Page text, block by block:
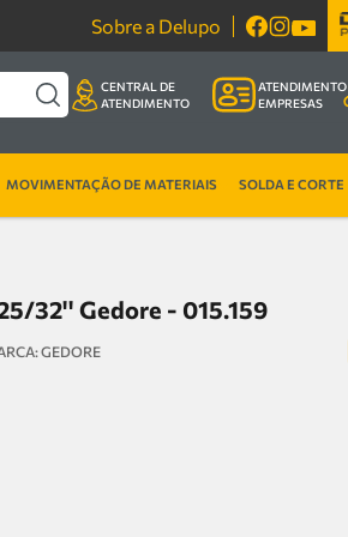
Sobre a Delupo
CENTRAL DE
ATENDIMENTO
ATENDIMENTO
EMPRESAS
MOVIMENTAÇÃO DE MATERIAIS SOLDA E CORTE
32'' Gedore - 015.159
GEDORE